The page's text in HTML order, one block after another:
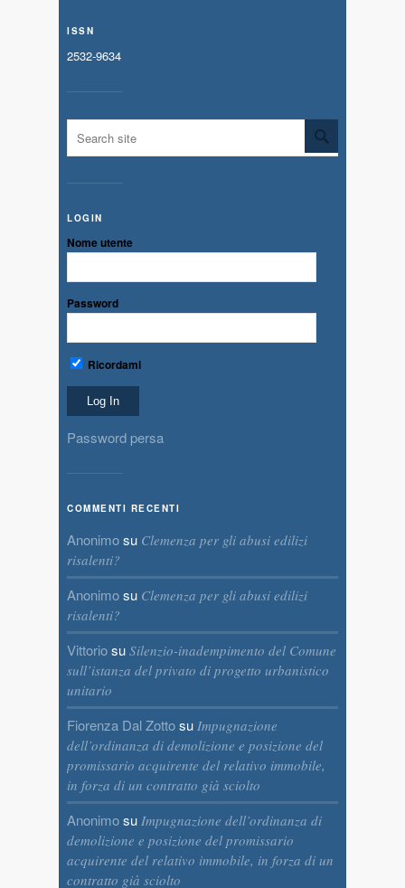
ISSN
2532-9634
LOGIN
Nome utente
Password
Ricordami
Password persa
COMMENTI RECENTI
Anonimosu Clemenza per gli abusi edilizi
risalenti?
Anonimosu Clemenza per gli abusi edilizi
risalenti?
Vittoriosu Silenzio-inadempimento del Comune
sull’istanza del privato di progetto urbanistico
unitario
Fiorenza Dal Zottosu Impugnazione
dell’ordinanza di demolizione e posizione del
promissario acquirente del relativo immobile,
in forza di un contratto già sciolto
Anonimosu Impugnazione dell’ordinanza di
demolizione e posizione del promissario
acquirente del relativo immobile, in forza di un
contratto già sciolto